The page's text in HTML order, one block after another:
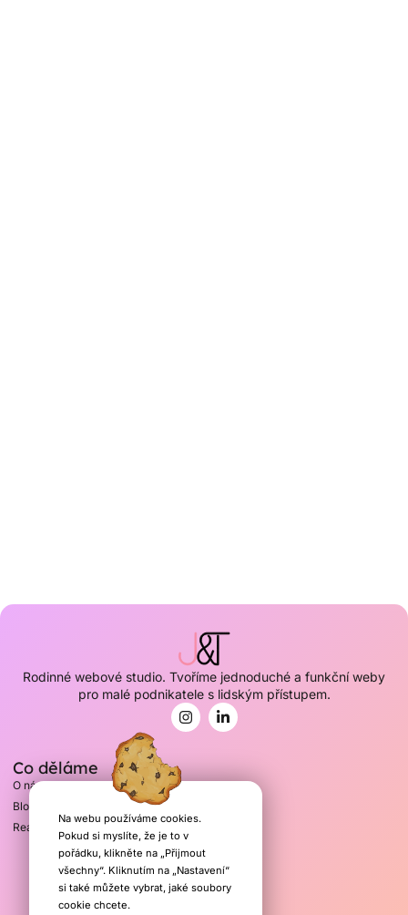
Rodinné webové studio. Tvoříme jednoduché a funkční weby
pro malé podnikatele s lidským přístupem.
Co děláme
O nás
Blog
Realizace
Kontakty
info@juliatom.cz
Na webu používáme cookies.
Pokud si myslíte, že je to v
pořádku, klikněte na „Přijmout
všechny“. Kliknutím na „Nastavení“
si také můžete vybrat, jaké soubory
cookie chcete.